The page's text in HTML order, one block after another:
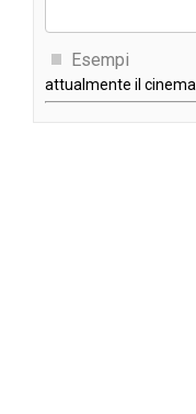
Esempi
attualmente il cinema